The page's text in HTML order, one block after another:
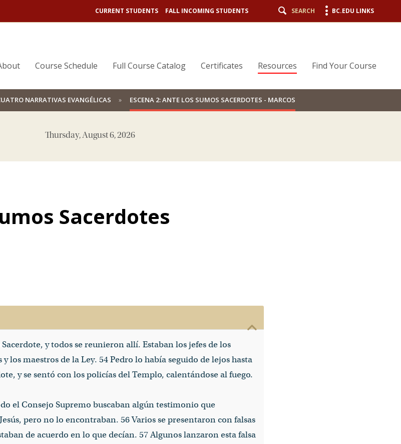
CURRENT STUDENTS FALL INCOMING STUDENTS SEARCH BC.EDU LINKS
Course Schedule Full Course Catalog Certificates Resources Find Your Course
NARRATIVAS EVANGÉLICAS ESCENA 2: ANTE LOS SUMOS SACERDOTES - MARCOS
Thursday, August 6, 2026
Sacerdotes
y todos se reunieron allí. Estaban los jefes de los
los maestros de la Ley. 54 Pedro lo había seguido de lejos hasta
y se sentó con los policías del Templo, calentándose al fuego.
el Consejo Supremo buscaban algún testimonio que
pero no lo encontraban. 56 Varios se presentaron con falsas
de acuerdo en lo que decían. 57 Algunos lanzaron esta falsa